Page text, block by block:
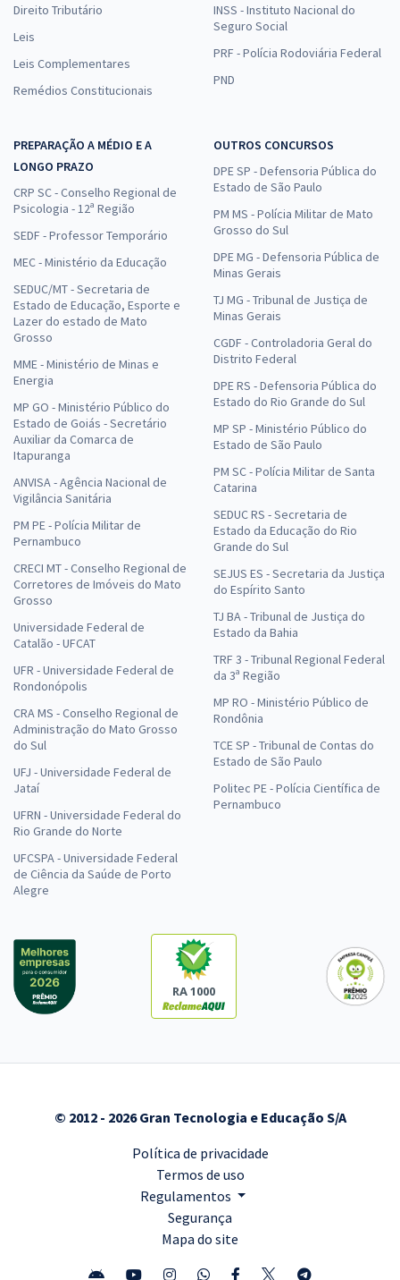
Direito Tributário
Leis
Leis Complementares
Remédios Constitucionais
INSS - Instituto Nacional do
Seguro Social
PRF - Polícia Rodoviária Federal
PND
PREPARAÇÃO A MÉDIO E A
LONGO PRAZO
CRP SC - Conselho Regional de
Psicologia - 12ª Região
SEDF - Professor Temporário
MEC - Ministério da Educação
SEDUC/MT - Secretaria de
Estado de Educação, Esporte e
Lazer do estado de Mato
Grosso
MME - Ministério de Minas e
Energia
MP GO - Ministério Público do
Estado de Goiás - Secretário
Auxiliar da Comarca de
Itapuranga
ANVISA - Agência Nacional de
Vigilância Sanitária
PM PE - Polícia Militar de
Pernambuco
CRECI MT - Conselho Regional de
Corretores de Imóveis do Mato
Grosso
Universidade Federal de
Catalão - UFCAT
UFR - Universidade Federal de
Rondonópolis
CRA MS - Conselho Regional de
Administração do Mato Grosso
do Sul
UFJ - Universidade Federal de
Jataí
UFRN - Universidade Federal do
Rio Grande do Norte
UFCSPA - Universidade Federal
de Ciência da Saúde de Porto
Alegre
OUTROS CONCURSOS
DPE SP - Defensoria Pública do
Estado de São Paulo
PM MS - Polícia Militar de Mato
Grosso do Sul
DPE MG - Defensoria Pública de
Minas Gerais
TJ MG - Tribunal de Justiça de
Minas Gerais
CGDF - Controladoria Geral do
Distrito Federal
DPE RS - Defensoria Pública do
Estado do Rio Grande do Sul
MP SP - Ministério Público do
Estado de São Paulo
PM SC - Polícia Militar de Santa
Catarina
SEDUC RS - Secretaria de
Estado da Educação do Rio
Grande do Sul
SEJUS ES - Secretaria da Justiça
do Espírito Santo
TJ BA - Tribunal de Justiça do
Estado da Bahia
TRF 3 - Tribunal Regional Federal
da 3ª Região
MP RO - Ministério Público de
Rondônia
TCE SP - Tribunal de Contas do
Estado de São Paulo
Politec PE - Polícia Científica de
Pernambuco
RA 1000
© 2012 - 2026 Gran Tecnologia e Educação S/A
Política de privacidade
Termos de uso
Regulamentos
Segurança
Mapa do site